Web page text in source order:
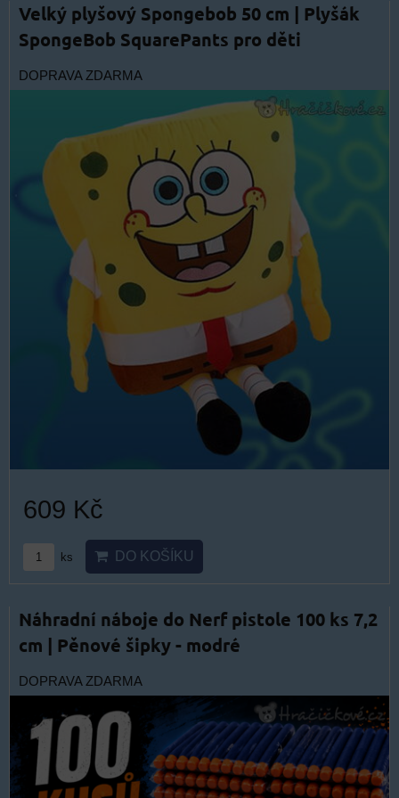
Velký plyšový Spongebob 50 cm | Plyšák
SpongeBob SquarePants pro děti
DOPRAVA ZDARMA
609 Kč
ks DO KOŠÍKU
Náhradní náboje do Nerf pistole 100 ks 7,2
cm | Pěnové šipky - modré
DOPRAVA ZDARMA